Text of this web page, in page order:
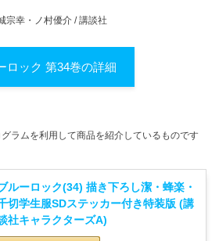
宗幸・ノ村優介 / 講談社
ロック 第34巻の詳細
ラムを利用して商品を紹介しているものです
ルーロック(34) 描き下ろし潔・蜂楽・
切学生服SDステッカー付き特装版 (講
社キャラクターズA)